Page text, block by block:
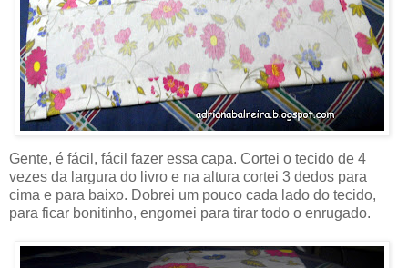
Gente, é fácil, fácil fazer essa capa. Cortei o tecido de 4
vezes da largura do livro e na altura cortei 3 dedos para
cima e para baixo. Dobrei um pouco cada lado do tecido,
para ficar bonitinho, engomei para tirar todo o enrugado.